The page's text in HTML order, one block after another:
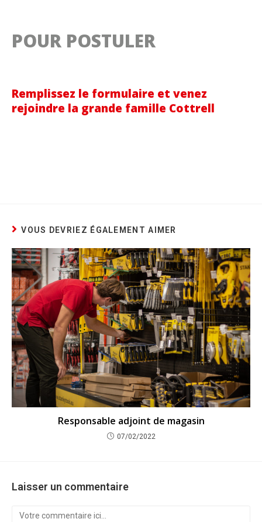
POUR POSTULER
Remplissez le formulaire et venez
rejoindre la grande famille Cottrell
VOUS DEVRIEZ ÉGALEMENT AIMER
Responsable adjoint de magasin
07/02/2022
Laisser un commentaire